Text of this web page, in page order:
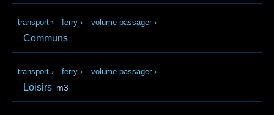
transport › ferry › volume passager ›
Communs
transport › ferry › volume passager ›
Loisirs m3